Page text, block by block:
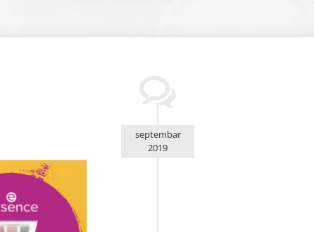
septembar
2019